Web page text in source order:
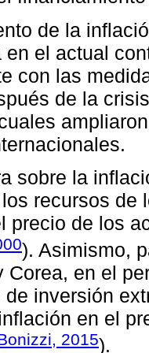
de la
en el actual
con las
de la
sobre la
recursos de
precio de los
). Asimismo,
Corea, en el
inversión
en el
2015).